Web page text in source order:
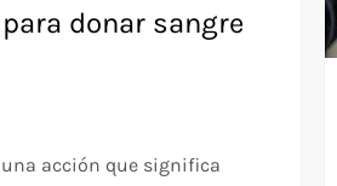
donar sangre
acción que significa